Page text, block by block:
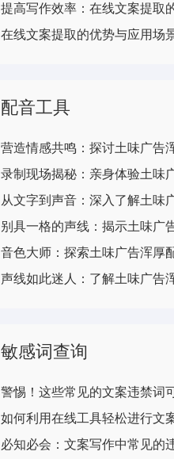
提高写作效率：在线文案提取
在线文案提取的优势与应用场
配音工具
敏感词查询